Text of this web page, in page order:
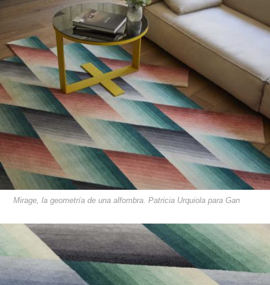
Mirage, la geometría de una alfombra. Patricia Urquiola para Gan